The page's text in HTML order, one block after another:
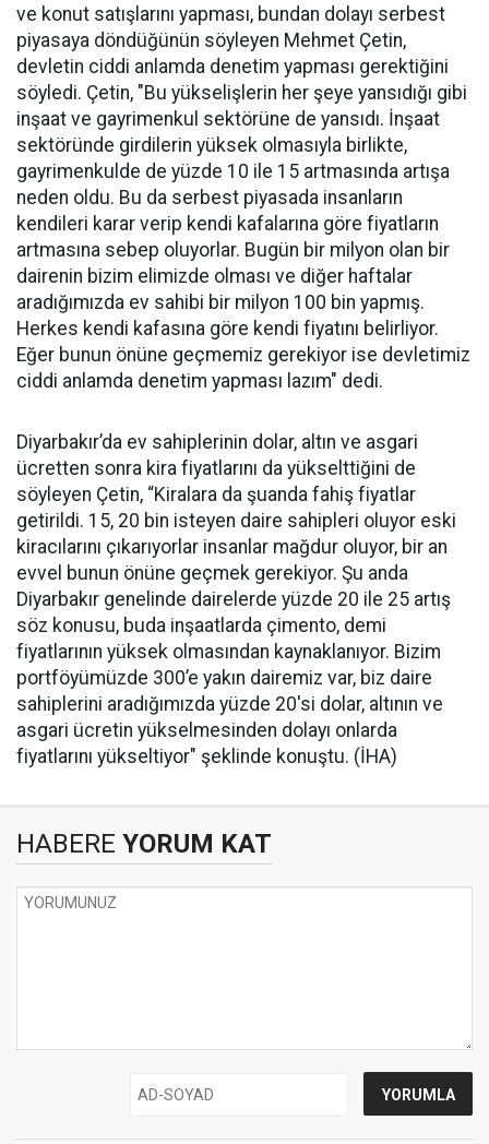
ve konut satışlarını yapması, bundan dolayı serbest
piyasaya döndüğünün söyleyen Mehmet Çetin,
devletin ciddi anlamda denetim yapması gerektiğini
söyledi. Çetin, "Bu yükselişlerin her şeye yansıdığı gibi
inşaat ve gayrimenkul sektörüne de yansıdı. İnşaat
sektöründe girdilerin yüksek olmasıyla birlikte,
gayrimenkulde de yüzde 10 ile 15 artmasında artışa
neden oldu. Bu da serbest piyasada insanların
kendileri karar verip kendi kafalarına göre fiyatların
artmasına sebep oluyorlar. Bugün bir milyon olan bir
dairenin bizim elimizde olması ve diğer haftalar
aradığımızda ev sahibi bir milyon 100 bin yapmış.
Herkes kendi kafasına göre kendi fiyatını belirliyor.
Eğer bunun önüne geçmemiz gerekiyor ise devletimiz
ciddi anlamda denetim yapması lazım" dedi.
Diyarbakır’da ev sahiplerinin dolar, altın ve asgari
ücretten sonra kira fiyatlarını da yükselttiğini de
söyleyen Çetin, “Kiralara da şuanda fahiş fiyatlar
getirildi. 15, 20 bin isteyen daire sahipleri oluyor eski
kiracılarını çıkarıyorlar insanlar mağdur oluyor, bir an
evvel bunun önüne geçmek gerekiyor. Şu anda
Diyarbakır genelinde dairelerde yüzde 20 ile 25 artış
söz konusu, buda inşaatlarda çimento, demi
fiyatlarının yüksek olmasından kaynaklanıyor. Bizim
portföyümüzde 300’e yakın dairemiz var, biz daire
sahiplerini aradığımızda yüzde 20'si dolar, altının ve
asgari ücretin yükselmesinden dolayı onlarda
fiyatlarını yükseltiyor" şeklinde konuştu. (İHA)
HABERE YORUM KAT